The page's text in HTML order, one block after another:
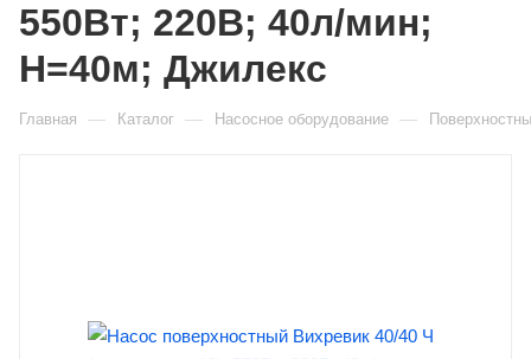
550Вт; 220В; 40л/мин;
Н=40м; Джилекс
Главная — Каталог — Насосное оборудование —